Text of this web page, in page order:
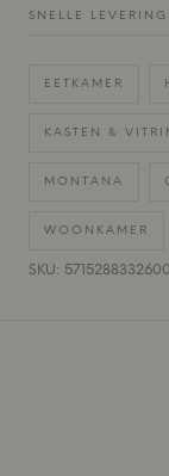
SNELLE LEVERING
EETKAMER
KASTEN &
MONTANA
WOONKAMER
SKU: 5715288332600